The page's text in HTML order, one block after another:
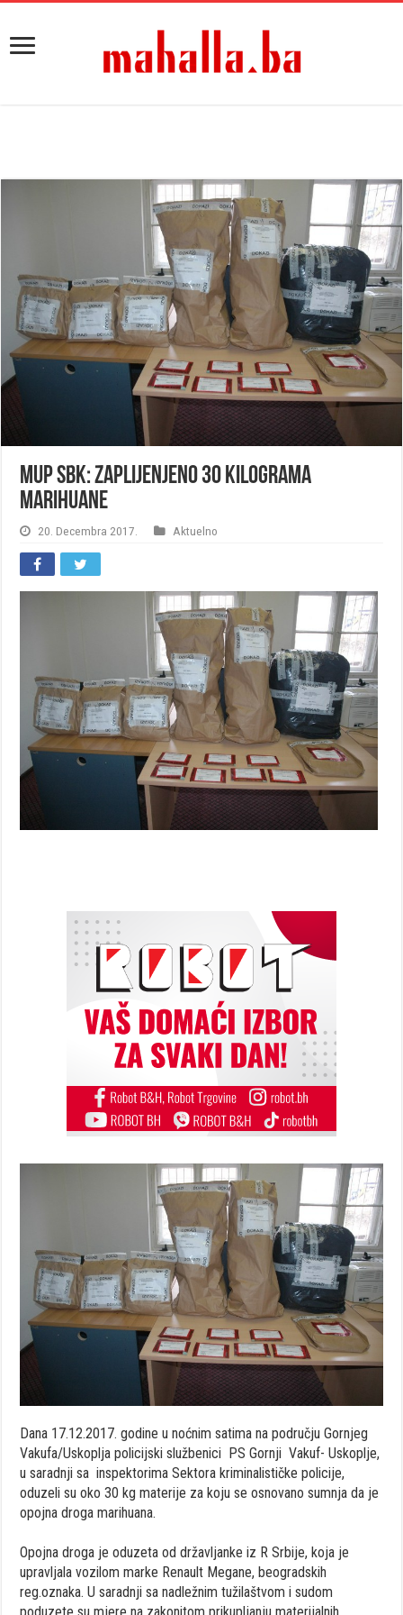
MUP SBK: Zaplijenjeno 30 kilograma
marihuane
20. Decembra 2017. Aktuelno
Dana 17.12.2017. godine u noćnim satima na području Gornjeg
Vakufa/Uskoplja policijski službenici PS Gornji Vakuf- Uskoplje,
u saradnji sa inspektorima Sektora kriminalističke policije,
oduzeli su oko 30 kg materije za koju se osnovano sumnja da je
opojna droga marihuana.
Opojna droga je oduzeta od državljanke iz R Srbije, koja je
upravljala vozilom marke Renault Megane, beogradskih
reg.oznaka. U saradnji sa nadležnim tužilaštvom i sudom
poduzete su mjere na zakonitom prikupljanju materijalnih